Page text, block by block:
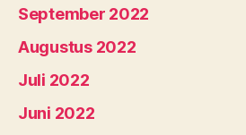
September 2022
Augustus 2022
Juli 2022
Juni 2022